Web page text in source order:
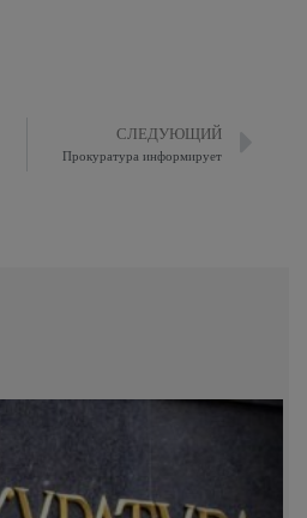
СЛЕДУЮЩИЙ
Прокуратура информирует